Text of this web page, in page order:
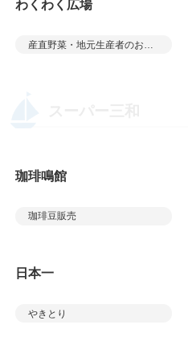
わくわく広場
珈琲鳴館
珈琲豆販売
日本一
やきとり